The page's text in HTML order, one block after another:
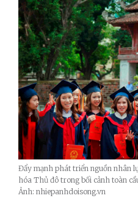
Đẩy mạnh phát triển nguồn nhân
hóa Thủ đô trong bối cảnh toàn
Ảnh: nhiepanhdoisong.vn